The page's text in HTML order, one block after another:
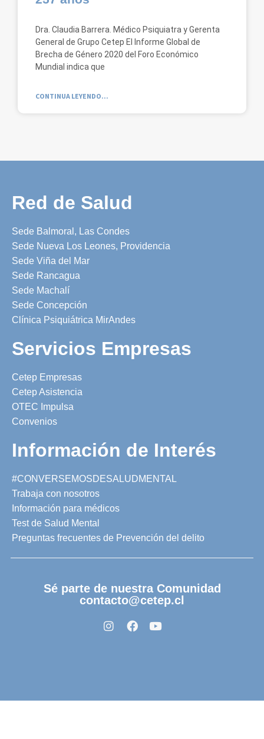
Dra. Claudia Barrera. Médico Psiquiatra y Gerenta
General de Grupo Cetep El Informe Global de
Brecha de Género 2020 del Foro Económico
Mundial indica que
CONTINUA LEYENDO...
Red de Salud
Sede Balmoral, Las Condes
Sede Nueva Los Leones, Providencia
Sede Viña del Mar
Sede Rancagua
Sede Machalí
Sede Concepción
Clínica Psiquiátrica MirAndes
Servicios Empresas
Cetep Empresas
Cetep Asistencia
OTEC Impulsa
Convenios
Información de Interés
#CONVERSEMOSDESALUDMENTAL
Trabaja con nosotros
Información para médicos
Test de Salud Mental
Preguntas frecuentes de Prevención del delito
Sé parte de nuestra Comunidad
contacto@cetep.cl